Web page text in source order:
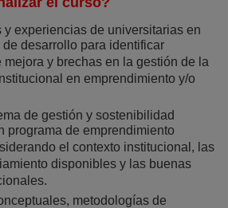
experiencias de universitarias en
desarrollo para identificar
y brechas en la gestión de la
en emprendimiento y/o
de gestión y sostenibilidad
programa de emprendimiento
el contexto institucional, las
disponibles y las buenas
metodologías de